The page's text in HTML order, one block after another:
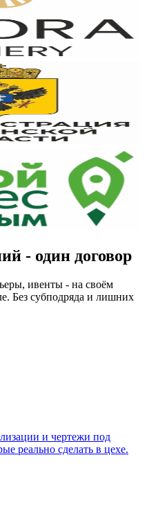
- один договор
ивенты - на своём
Без субподряда и лишних
и чертежи под
реально сделать в цехе.